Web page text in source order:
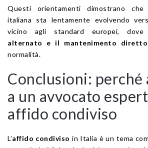
Questi orientamenti dimostrano che
italiana sta lentamente evolvendo
vicino agli standard europei,
alternato e il mantenimento diretto
normalità.
Conclusioni:
a un avvocato
affido condiviso
L’affido condiviso in Italia è un tema